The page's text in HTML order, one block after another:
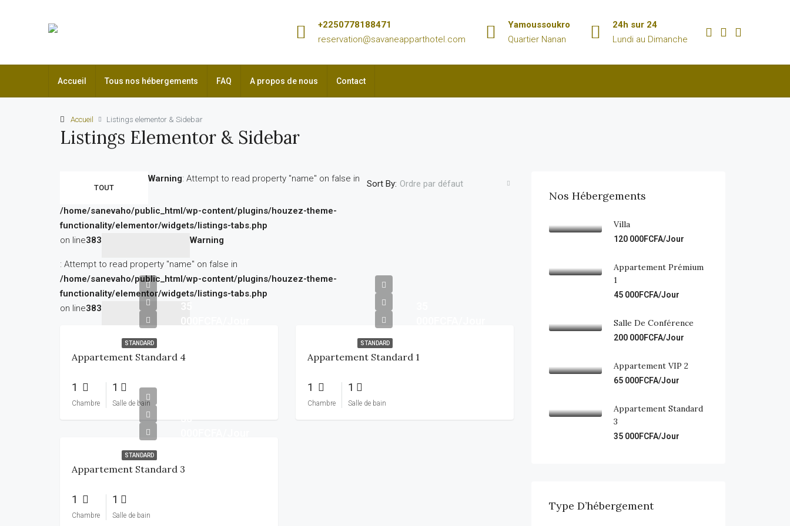
+2250778188471
reservation@savaneapparthotel.com
Yamoussoukro
Quartier Nanan
24h sur 24
Lundi au Dimanche
Accueil Tous nos hébergements FAQ A propos de nous Contact
Accueil Listings elementor & Sidebar
Listings Elementor & Sidebar
TOUT
Warning: Attempt to read property "name" on false in
/home/sanevaho/public_html/wp-content/plugins/houzez-theme-
functionality/elementor/widgets/listings-tabs.php
on line383 Warning
: Attempt to read property "name" on false in
/home/sanevaho/public_html/wp-content/plugins/houzez-theme-
functionality/elementor/widgets/listings-tabs.php
on line383
Sort By: Ordre par défaut
STANDARD
Appartement Standard 4
1
Chambre
1
Salle de bain
STANDARD
Appartement Standard 1
1
Chambre
1
Salle de bain
STANDARD
35
Appartement Standard 3
1
Chambre
1
Salle de bain
Nos Hébergements
Villa
120 000FCFA/Jour
Appartement Prémium
1
45 000FCFA/Jour
Salle De Conférence
200 000FCFA/Jour
Appartement VIP 2
65 000FCFA/Jour
Appartement Standard
3
35 000FCFA/Jour
Type D’hébergement